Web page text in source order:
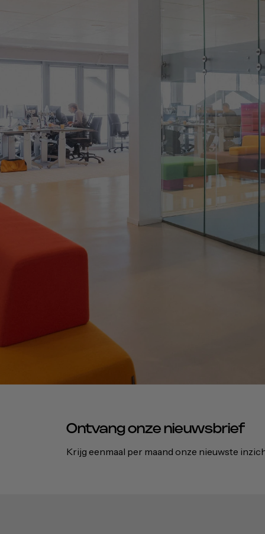
Ontvang onze nieuwsbrief
Krijg eenmaal per maand onze nieuwste